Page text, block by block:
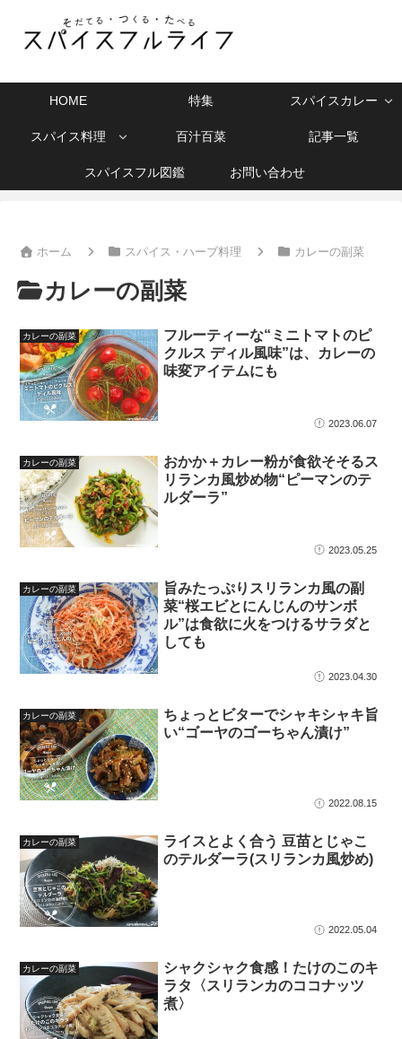
HOME 特集 スパイスカレー
スパイス料理 百汁百菜 記事一覧
スパイスフル図鑑 お問い合わせ
ホーム スパイス・ハーブ料理 カレーの副菜
カレーの副菜
カレーの副菜
フルーティーな“ミニトマトのピ
クルス ディル風味”は、カレーの
味変アイテムにも
2023.06.07
カレーの副菜
おかか＋カレー粉が食欲そそるス
リランカ風炒め物“ピーマンのテ
ルダーラ”
2023.05.25
カレーの副菜
旨みたっぷりスリランカ風の副
菜“桜エビとにんじんのサンボ
ル”は食欲に火をつけるサラダと
しても
2023.04.30
カレーの副菜
ちょっとビターでシャキシャキ旨
い“ゴーヤのゴーちゃん漬け”
2022.08.15
カレーの副菜
ライスとよく合う 豆苗とじゃこ
のテルダーラ(スリランカ風炒め)
2022.05.04
カレーの副菜
シャクシャク食感！たけのこのキ
ラタ〈スリランカのココナッツ
煮〉